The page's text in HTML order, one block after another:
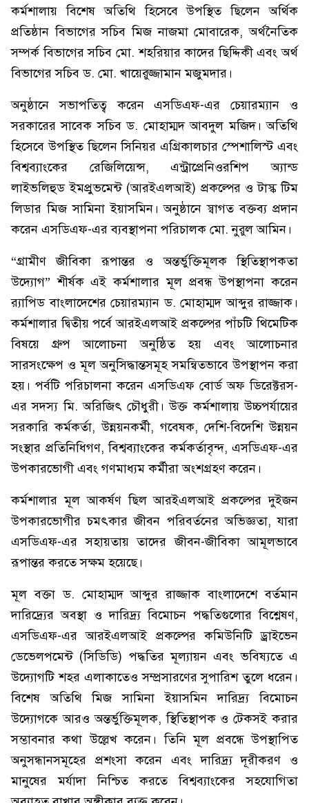
কর্মশালায় বিশেষ অতিথি হিসেবে উপস্থিত ছিলেন অর্থিক
প্রতিষ্ঠান বিভাগের সচিব মিজ নাজমা মোবারেক, অর্থনৈতিক
সম্পর্ক বিভাগের সচিব মো. শহরিয়ার কাদের ছিদ্দিকী এবং অর্থ
বিভাগের সচিব ড. মো. খায়েরুজ্জামান মজুমদার।
অনুষ্ঠানে সভাপতিত্ব করেন এসডিএফ-এর চেয়ারম্যান ও
সরকারের সাবেক সচিব ড. মোহাম্মদ আবদুল মজিদ। অতিথি
হিসেবে উপস্থিত ছিলেন সিনিয়র এগ্রিকালচার স্পেশালিস্ট এবং
বিশ্বব্যাংকের রেজিলিয়েন্স, এন্ট্রাপ্রেনিওরশিপ অ্যান্ড
লাইভলিহুড ইমপ্রুভমেন্ট (আরইএলআই) প্রকল্পের ও টাস্ক টিম
লিডার মিজ সামিনা ইয়াসমিন। অনুষ্ঠানে স্বাগত বক্তব্য প্রদান
করেন এসডিএফ-এর ব্যবস্থাপনা পরিচালক মো. নুরুল আমিন।
“গ্রামীণ জীবিকা রূপান্তর ও অন্তর্ভুক্তিমূলক স্থিতিস্থাপকতা
উদ্যোগ” শীর্ষক এই কর্মশালার মূল প্রবন্ধ উপস্থাপনা করেন
র‌্যাপিড বাংলাদেশের চেয়ারম্যান ড. মোহাম্মদ আব্দুর রাজ্জাক।
কর্মশালার দ্বিতীয় পর্বে আরইএলআই প্রকল্পের পাঁচটি থিমেটিক
বিষয়ে গ্রুপ আলোচনা অনুষ্ঠিত হয় এবং আলোচনার
সারসংক্ষেপ ও মূল অনুসিদ্ধান্তসমূহ সমন্বিতভাবে উপস্থাপন করা
হয়। পর্বটি পরিচালনা করেন এসডিএফ বোর্ড অফ ডিরেক্টরস-
এর সদস্য মি. অরিজিৎ চৌধুরী। উক্ত কর্মশালায় উচ্চপর্যায়ের
সরকারি কর্মকর্তা, উন্নয়নকর্মী, গবেষক, দেশি-বিদেশি উন্নয়ন
সংস্থার প্রতিনিধিগণ, বিশ্বব্যাংকের কর্মকর্তাবৃন্দ, এসডিএফ-এর
উপকারভোগী এবং গণমাধ্যম কর্মীরা অংশগ্রহণ করেন।
কর্মশালার মূল আকর্ষণ ছিল আরইএলআই প্রকল্পের দুইজন
উপকারভোগীর চমৎকার জীবন পরিবর্তনের অভিজ্ঞতা, যারা
এসডিএফ-এর সহায়তায় তাদের জীবন-জীবিকা আমূলভাবে
রূপান্তর করতে সক্ষম হয়েছে।
মূল বক্তা ড. মোহাম্মদ আব্দুর রাজ্জাক বাংলাদেশে বর্তমান
দারিদ্র্যের অবস্থা ও দারিদ্র্য বিমোচন পদ্ধতিগুলোর বিশ্লেষণ,
এসডিএফ-এর আরইএলআই প্রকল্পের কমিউনিটি ড্রাইভেন
ডেভেলপমেন্ট (সিডিডি) পদ্ধতির মূল্যায়ন এবং ভবিষ্যতে এ
উদ্যোগটি শহর এলাকাতেও সম্প্রসারণের সুপারিশ তুলে ধরেন।
বিশেষ অতিথি মিজ সামিনা ইয়াসমিন দারিদ্র্য বিমোচন
উদ্যোগকে আরও অন্তর্ভুক্তিমূলক, স্থিতিস্থাপক ও টেকসই করার
সম্ভাবনার কথা উল্লেখ করেন। তিনি মূল প্রবন্ধে উপস্থাপিত
অনুসন্ধানসমূহের প্রশংসা করেন এবং দারিদ্র্য দূরীকরণ ও
মানুষের মর্যাদা নিশ্চিত করতে বিশ্বব্যাংকের সহযোগিতা